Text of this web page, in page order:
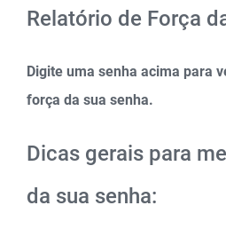
Relatório de Força
Digite uma senha acima para
força da sua senha.
Dicas gerais para
da sua senha: